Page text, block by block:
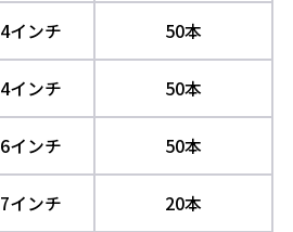
4インチ 50本
4インチ 50本
6インチ 50本
7インチ 20本